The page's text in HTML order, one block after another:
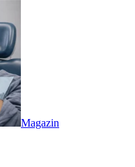
Magazin